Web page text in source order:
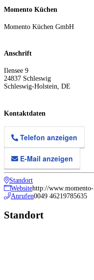
Momento Küchen
Momento Küchen GmbH
Anschrift
Ilensee 9
24837 Schleswig
Schleswig-Holstein DE
Kontaktdaten
Telefon anzeigen
E-Mail anzeigen
Standort
Websitehttp://www.momento-
Anrufen0049 46219785635
Standort